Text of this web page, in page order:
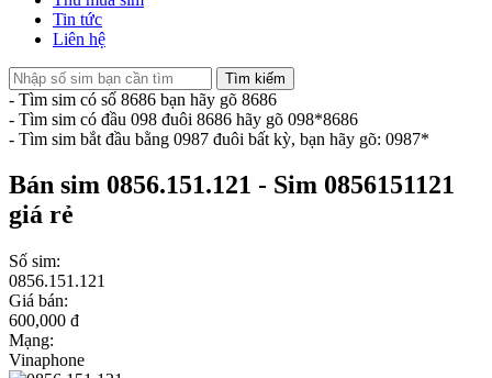
Tin tức
Liên hệ
Tìm kiếm
- Tìm sim có số 8686 bạn hãy gõ 8686
- Tìm sim có đầu 098 đuôi 8686 hãy gõ 098*8686
- Tìm sim bắt đầu bằng 0987 đuôi bất kỳ, bạn hãy gõ: 0987*
Bán sim 0856.151.121 - Sim 0856151121
giá rẻ
Số sim:
0856.151.121
Giá bán:
600,000 đ
Mạng:
Vinaphone